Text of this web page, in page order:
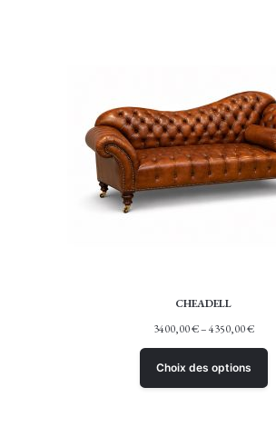
CHEADELL
3400,00€–4350,00€
Choix des options